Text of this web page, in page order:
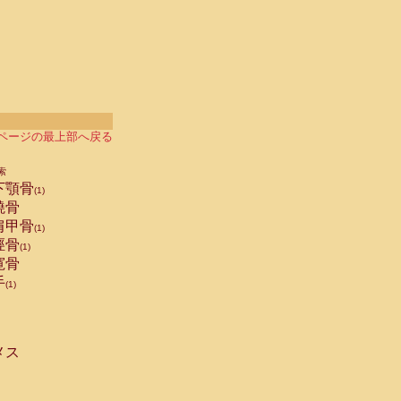
ージの最上部へ戻る
顎骨(1)
骨
甲骨(1)
骨(1)
骨
(1)
ス